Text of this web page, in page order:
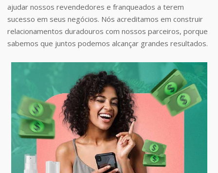
ajudar nossos revendedores e franqueados a terem
sucesso em seus negócios. Nós acreditamos em construir
relacionamentos duradouros com nossos parceiros, porque
sabemos que juntos podemos alcançar grandes resultados.